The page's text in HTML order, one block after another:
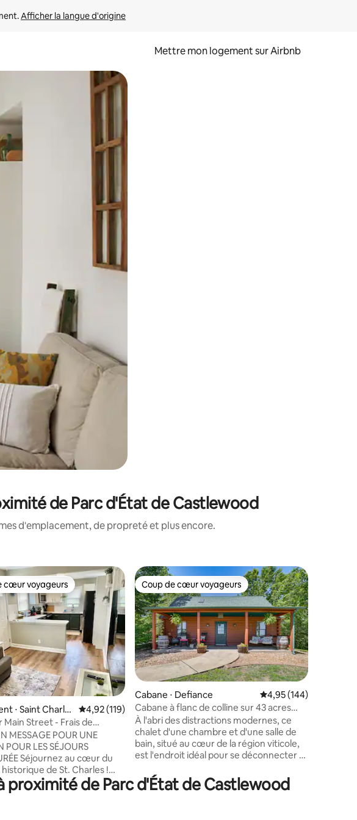
Afficher la langue d'origine
Mettre mon logement sur Airbnb
appuyant et en faisant glisser.
de Parc d'État de Castlewood
d'emplacement, de propreté et plus encore.
base de 166 commentaires : 4,99 sur 5
voyageurs les plus appréciés
cœur voyageurs
⋅ Saint Charle
Évaluation moyenne sur la base de 119 commentaires : 4,92 sur 5
4,92 (119)
Street - Frais de
MESSAGE POUR UNE
POUR LES SÉJOURS
cœur du
de St. Charles !
À PIED dans ce
rénové de 2
Coup de cœur voyageurs
Coup de cœur voyageurs
Cabane ⋅ Defiance Évaluation moyenne
4,95 (144)
Cabane à flanc de colline sur 43 acres
avec lac privé et vue !
À l'abri des distractions modernes, ce
chalet d'une chambre et d'une salle de
bain, situé au cœur de la région viticole,
est l'endroit idéal pour se déconnecter et
une forêt luxuriante, ce chalet est doté
de tous les équipements nécessaires
proximité de Parc d'État de Castlewood